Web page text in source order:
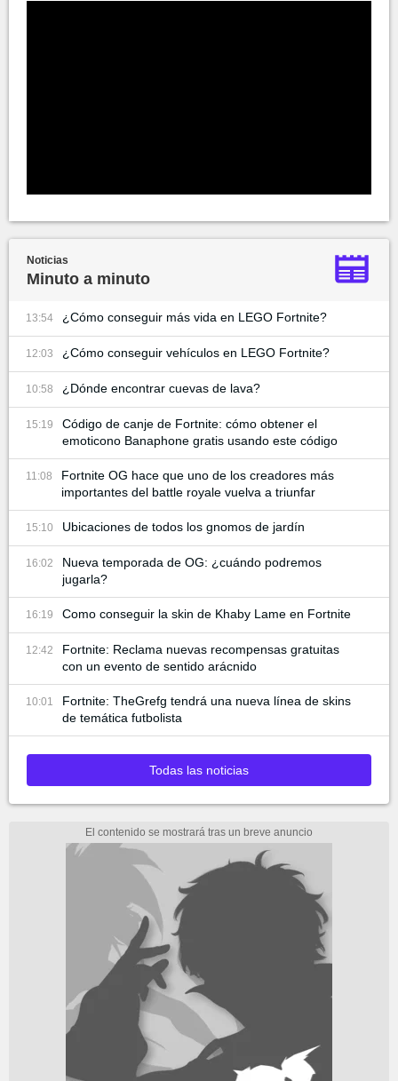
Noticias
Minuto a minuto
13:54 ¿Cómo conseguir más vida en LEGO Fortnite?
12:03 ¿Cómo conseguir vehículos en LEGO Fortnite?
10:58 ¿Dónde encontrar cuevas de lava?
15:19
Código de canje de Fortnite: cómo obtener el
emoticono Banaphone gratis usando este código
11:08
Fortnite OG hace que uno de los creadores más
importantes del battle royale vuelva a triunfar
15:10 Ubicaciones de todos los gnomos de jardín
16:02
Nueva temporada de OG: ¿cuándo podremos
jugarla?
16:19 Como conseguir la skin de Khaby Lame en Fortnite
12:42
Fortnite: Reclama nuevas recompensas gratuitas
con un evento de sentido arácnido
10:01
Fortnite: TheGrefg tendrá una nueva línea de skins
de temática futbolista
Todas las noticias